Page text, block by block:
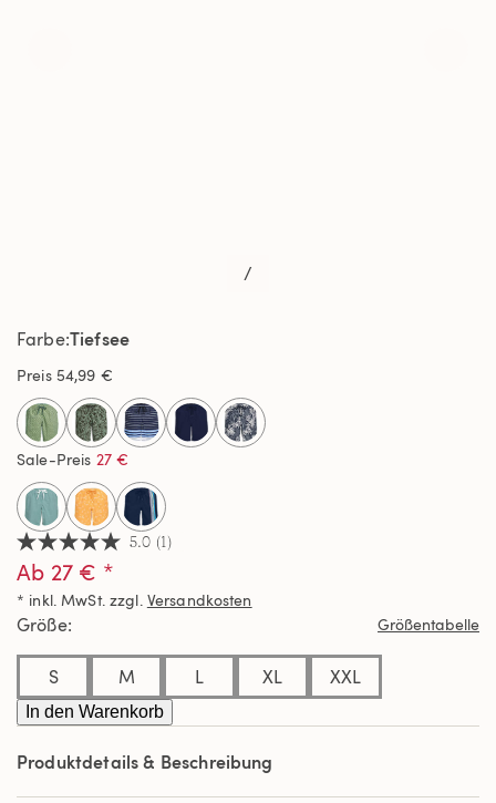
/
5.0
von
5
Sternen,
Durchschnittswert
Bewertung.
Read
a
Review.
Link
derselben
5.0 (1)
Ab 27 € *
* inkl. MwSt. zzgl. Versandkosten
FarbeTiefsee
Preis 54,99 €
selected
Sale-Preis 27 €
Größe Größentabelle
S M L XL XXL
In den Warenkorb
Produktdetails & Beschreibung